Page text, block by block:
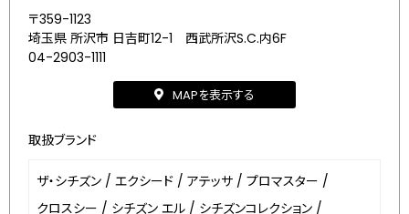
〒359-1123
埼玉県 所沢市 日吉町12-1 西武所沢S.C.内6F
04-2903-1111
MAPを表示する
取扱ブランド
ザ・シチズン / エクシード / アテッサ / プロマスター /
クロスシー / シチズン エル / シチズンコレクション /